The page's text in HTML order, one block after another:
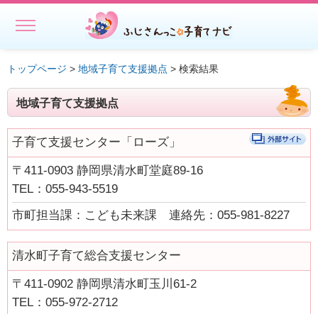
ホーム
初めての方へ
ファミリー・サポート・センター事業一覧
出張託児サービス一覧
★授乳スペースで搾乳ができる旨の表示にご協力ください－静岡
県
相談する・仲間をつくる
遊ぶ・学ぶ
トップページ > 地域子育て支援拠点 > 検索結果
地域子育て支援拠点
子育て支援センター「ローズ」
〒411-0903 静岡県清水町堂庭89-16
TEL：055-943-5519
市町担当課：こども未来課 連絡先：055-981-8227
清水町子育て総合支援センター
〒411-0902 静岡県清水町玉川61-2
TEL：055-972-2712